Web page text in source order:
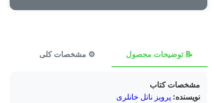
📝 توضیحات محصول ⚙️ مشخصات کلی
مشخصات کتاب
نویسنده: پرویز ناتل خانلری